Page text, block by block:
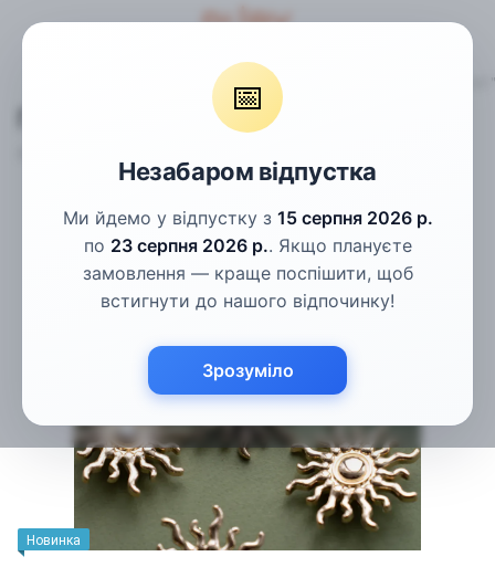
📅
Незабаром відпустка
Ми йдемо у відпустку з 15 серпня 2026 р.
по 23 серпня 2026 р.. Якщо плануєте
замовлення — краще поспішити, щоб
встигнути до нашого відпочинку!
Зрозуміло
Металеві та під металеві гудзики Гудзики
Гудзики золоті "сонце" 48мм
Новинка